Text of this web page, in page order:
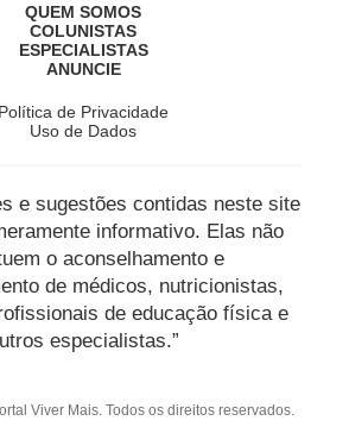
QUEM SOMOS
COLUNISTAS
ESPECIALISTAS
ANUNCIE
Política de Privacidade
Uso de Dados
e sugestões contidas neste site
informativo. Elas não
o aconselhamento e
de médicos, nutricionistas,
de educação física e
especialistas.”
Viver Mais. Todos os direitos reservados.